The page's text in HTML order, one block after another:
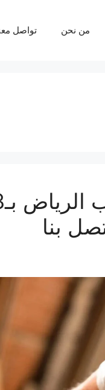
من نحن تواصل